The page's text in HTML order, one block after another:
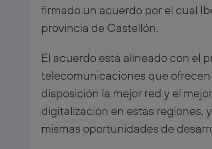
firmado un acuerdo por el cual
provincia de Castellón.
El acuerdo está alineado con el
telecomunicaciones que
disposición la mejor red y el
digitalización en estas regiones,
mismas oportunidades de